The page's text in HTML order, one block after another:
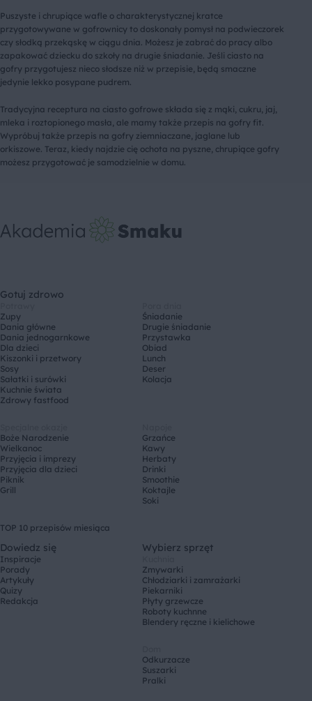
Puszyste i chrupiące wafle o charakterystycznej kratce
przygotowywane w gofrownicy to doskonały pomysł na podwieczorek
czy słodką przekąskę w ciągu dnia. Możesz je zabrać do pracy albo
zapakować dziecku do szkoły na drugie śniadanie. Jeśli ciasto na
gofry przygotujesz nieco słodsze niż w przepisie, będą smaczne
jedynie lekko posypane pudrem.
Tradycyjna receptura na ciasto gofrowe składa się z mąki, cukru, jaj,
mleka i roztopionego masła, ale mamy także przepis na gofry fit.
Wypróbuj także przepis na gofry ziemniaczane, jaglane lub
orkiszowe. Teraz, kiedy najdzie cię ochota na pyszne, chrupiące gofry
możesz przygotować je samodzielnie w domu.
Gotuj zdrowo
Zupy
Dania główne
Dania jednogarnkowe
Dla dzieci
Kiszonki i przetwory
Sosy
Sałatki i surówki
Kuchnie świata
Zdrowy fastfood
Śniadanie
Drugie śniadanie
Przystawka
Obiad
Lunch
Deser
Kolacja
Boże Narodzenie
Wielkanoc
Przyjęcia i imprezy
Przyjęcia dla dzieci
Piknik
Grill
Grzańce
Kawy
Herbaty
Drinki
Smoothie
Koktajle
Soki
TOP 10 przepisów miesiąca
Dowiedz się
Inspiracje
Porady
Artykuły
Quizy
Redakcja
Wybierz sprzęt
Zmywarki
Chłodziarki i zamrażarki
Piekarniki
Płyty grzewcze
Roboty kuchnne
Blendery ręczne i kielichowe
Odkurzacze
Suszarki
Pralki